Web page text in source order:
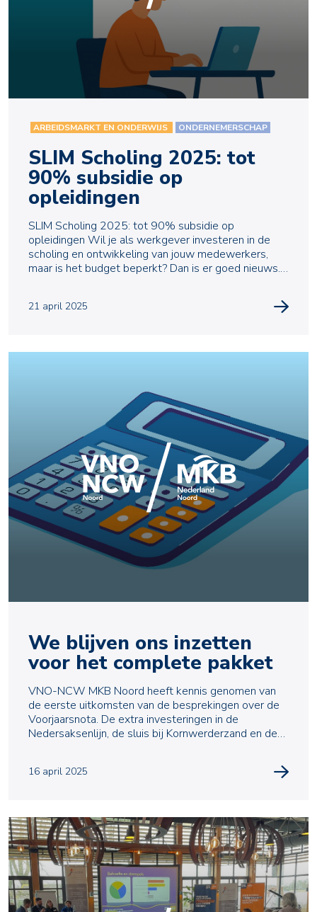
ARBEIDSMARKT EN ONDERWIJS ONDERNEMERSCHAP
SLIM Scholing 2025: tot
90% subsidie op
opleidingen
SLIM Scholing 2025: tot 90% subsidie op
opleidingen Wil je als werkgever investeren in de
scholing en ontwikkeling van jouw medewerkers,
maar is het budget beperkt? Dan is er goed nieuws.
21 april 2025
We blijven ons inzetten
voor het complete pakket
VNO-NCW MKB Noord heeft kennis genomen van
de eerste uitkomsten van de besprekingen over de
Voorjaarsnota. De extra investeringen in de
Nedersaksenlijn, de sluis bij Kornwerderzand en de
16 april 2025